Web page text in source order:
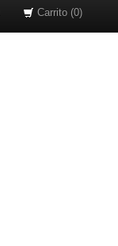
Carrito (0)